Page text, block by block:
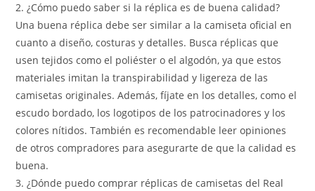
2. ¿Cómo puedo saber si la réplica es de buena calidad?
Una buena réplica debe ser similar a la camiseta oficial en
cuanto a diseño, costuras y detalles. Busca réplicas que
usen tejidos como el poliéster o el algodón, ya que estos
materiales imitan la transpirabilidad y ligereza de las
camisetas originales. Además, fíjate en los detalles, como el
escudo bordado, los logotipos de los patrocinadores y los
colores nítidos. También es recomendable leer opiniones
de otros compradores para asegurarte de que la calidad es
buena.
3. ¿Dónde puedo comprar réplicas de camisetas del Real